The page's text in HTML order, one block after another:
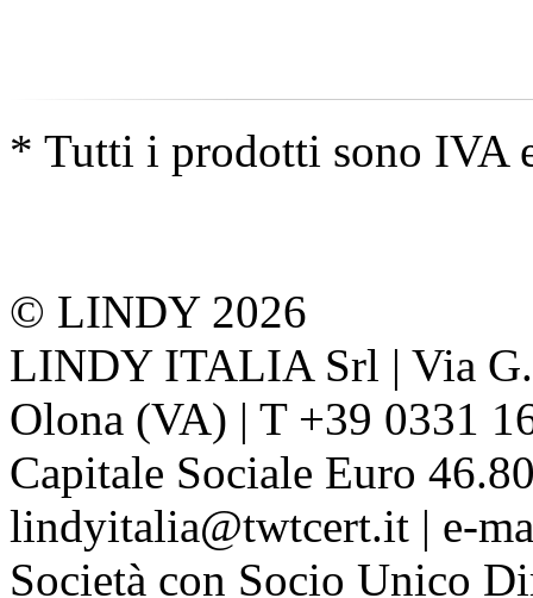
* Tutti i prodotti sono IVA
© LINDY 2026
LINDY ITALIA Srl | Via
Olona (VA) | T +39 0331
Capitale Sociale Euro
lindyitalia@twtcert.it | e-
Società con Socio Unico